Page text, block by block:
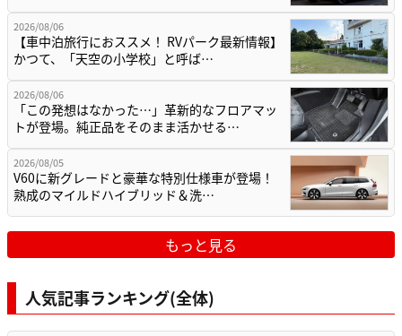
2026/08/06
【車中泊旅行におススメ！ RVパーク最新情報】
かつて、「天空の小学校」と呼ば…
2026/08/06
「この発想はなかった…」革新的なフロアマッ
トが登場。純正品をそのまま活かせる…
2026/08/05
V60に新グレードと豪華な特別仕様車が登場！
熟成のマイルドハイブリッド＆洗…
もっと見る
人気記事ランキング(全体)